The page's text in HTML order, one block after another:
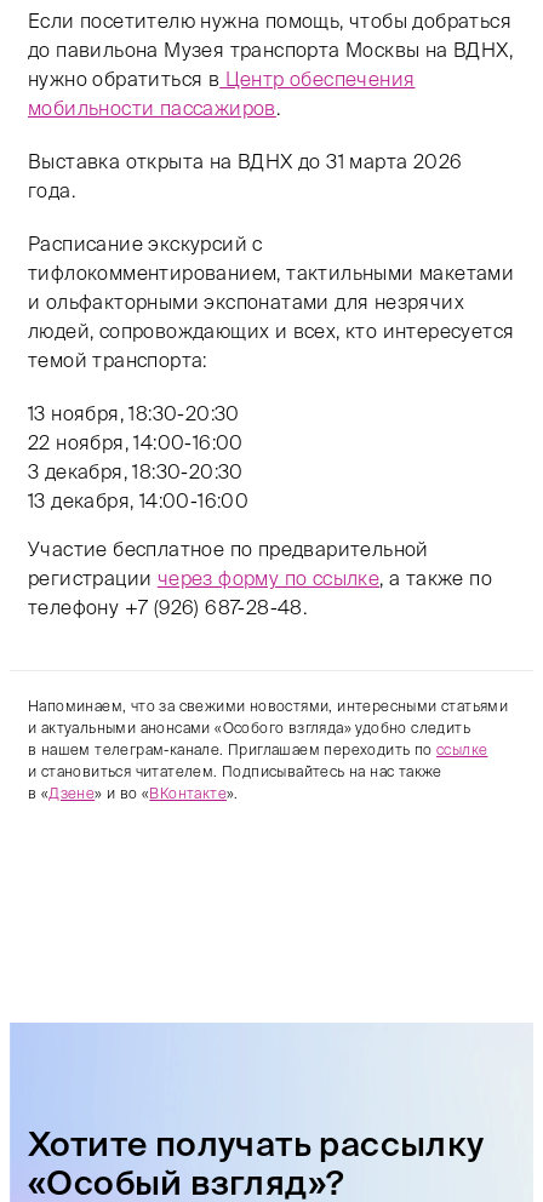
Если посетителю нужна помощь, чтобы добраться
до павильона Музея транспорта Москвы на ВДНХ,
нужно обратиться в Центр обеспечения
мобильности пассажиров
Выставка открыта на ВДНХ до 31 марта 2026
года.
Расписание экскурсий с
тифлокомментированием, тактильными макетами
и ольфакторными экспонатами для незрячих
людей, сопровождающих и всех, кто интересуется
темой транспорта:
13 ноября, 18:30-20:30
22 ноября, 14:00-16:00
3 декабря, 18:30-20:30
13 декабря, 14:00-16:00
Участие бесплатное по предварительной
регистрации через форму по ссылке , а также по
телефону +7 (926) 687-28-48.
Напоминаем, что за свежими новостями, интересными статьями
и актуальными анонсами «Особого взгляда» удобно следить
в нашем телеграм-канале. Приглашаем переходить по ссылке
и становиться читателем. Подписывайтесь на нас также
в «Дзене» и во «ВКонтакте».
Хотите получать рассылку
«Особый взгляд»?